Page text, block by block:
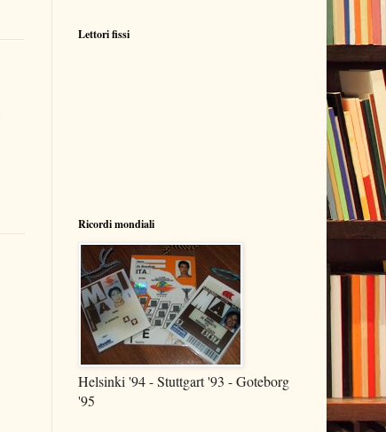
Lettori fissi
Ricordi mondiali
Helsinki '94 - Stuttgart '93 - Goteborg
'95